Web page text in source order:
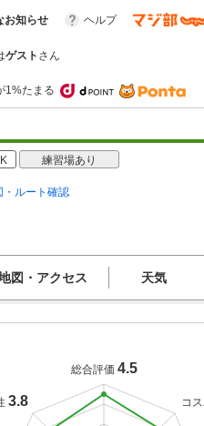
お知らせ ヘルプ
ゲスト さん
1%たまる
練習場あり
・ルート確認
図・アクセス 天気
総合評価 4.5
コ
3.8